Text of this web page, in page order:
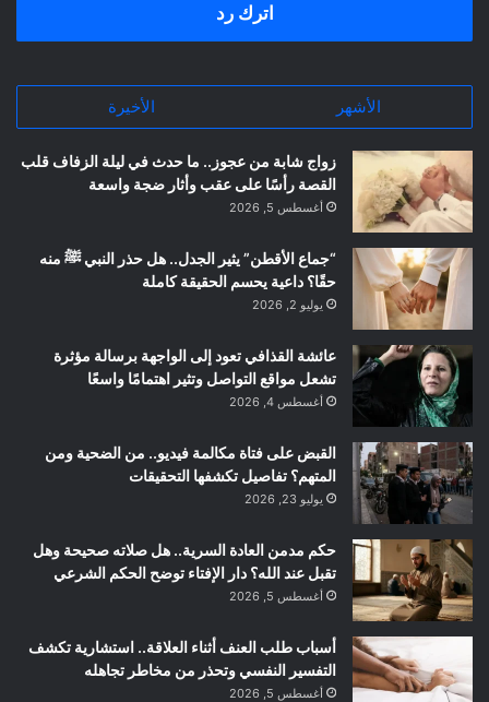
اترك رد
الأشهر الأخيرة
زواج شابة من عجوز.. ما حدث في ليلة الزفاف قلب
القصة رأسًا على عقب وأثار ضجة واسعة
أغسطس 5, 2026
“جماع الأقطن” يثير الجدل.. هل حذر النبي ﷺ منه
حقًا؟ داعية يحسم الحقيقة كاملة
يوليو 2, 2026
عائشة القذافي تعود إلى الواجهة برسالة مؤثرة
تشعل مواقع التواصل وتثير اهتمامًا واسعًا
أغسطس 4, 2026
القبض على فتاة مكالمة فيديو.. من الضحية ومن
المتهم؟ تفاصيل تكشفها التحقيقات
يوليو 23, 2026
حكم مدمن العادة السرية.. هل صلاته صحيحة وهل
تقبل عند الله؟ دار الإفتاء توضح الحكم الشرعي
أغسطس 5, 2026
أسباب طلب العنف أثناء العلاقة.. استشارية تكشف
التفسير النفسي وتحذر من مخاطر تجاهله
أغسطس 5, 2026